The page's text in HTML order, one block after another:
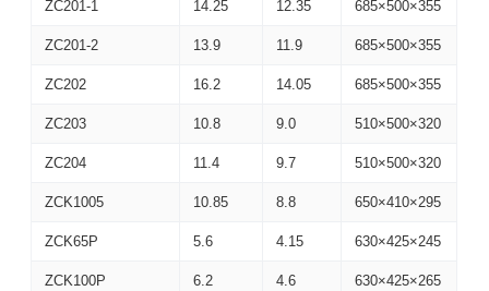
ZC201-1 14.25 12.35 685×500×355
ZC201-2 13.9 11.9 685×500×355
ZC202 16.2 14.05 685×500×355
ZC203 10.8 9.0 510×500×320
ZC204 11.4 9.7 510×500×320
ZCK1005 10.85 8.8 650×410×295
ZCK65P 5.6 4.15 630×425×245
ZCK100P 6.2 4.6 630×425×265